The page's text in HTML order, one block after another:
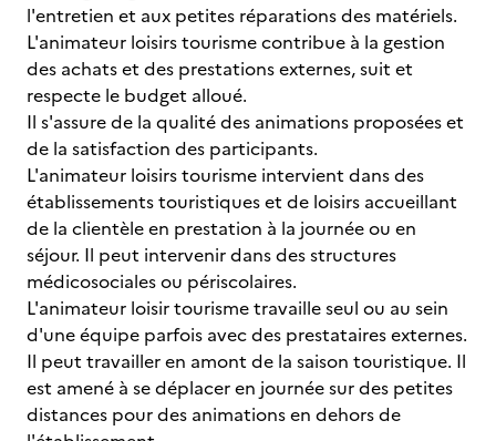
l'entretien et aux petites réparations des matériels.
L'animateur loisirs tourisme contribue à la gestion
des achats et des prestations externes, suit et
respecte le budget alloué.
Il s'assure de la qualité des animations proposées et
de la satisfaction des participants.
L'animateur loisirs tourisme intervient dans des
établissements touristiques et de loisirs accueillant
de la clientèle en prestation à la journée ou en
séjour. Il peut intervenir dans des structures
médicosociales ou périscolaires.
L'animateur loisir tourisme travaille seul ou au sein
d'une équipe parfois avec des prestataires externes.
Il peut travailler en amont de la saison touristique. Il
est amené à se déplacer en journée sur des petites
distances pour des animations en dehors de